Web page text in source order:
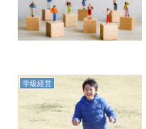
学級経営